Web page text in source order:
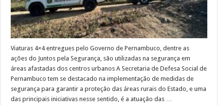
Viaturas 4×4 entregues pelo Governo de Pernambuco, dentre as
ações do Juntos pela Segurança, são utilizadas na segurança em
áreas afastadas dos centros urbanos A Secretaria de Defesa Social de
Pernambuco tem se destacado na implementação de medidas de
segurança para garantir a proteção das áreas rurais do Estado, e uma
das principais iniciativas nesse sentido, é a atuação das …